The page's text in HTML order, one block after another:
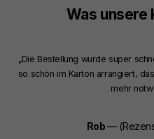
Was unsere
„Die Bestellung wurde super
so schön im Karton arrangiert,
mehr
Rob—